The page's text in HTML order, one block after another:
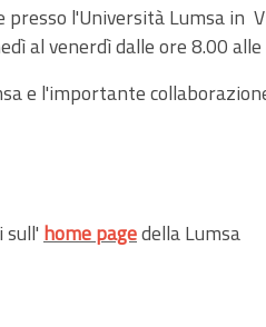
presso l'Università Lumsa
al venerdì dalle ore 8.00
e l'importante
home pagedella Lumsa